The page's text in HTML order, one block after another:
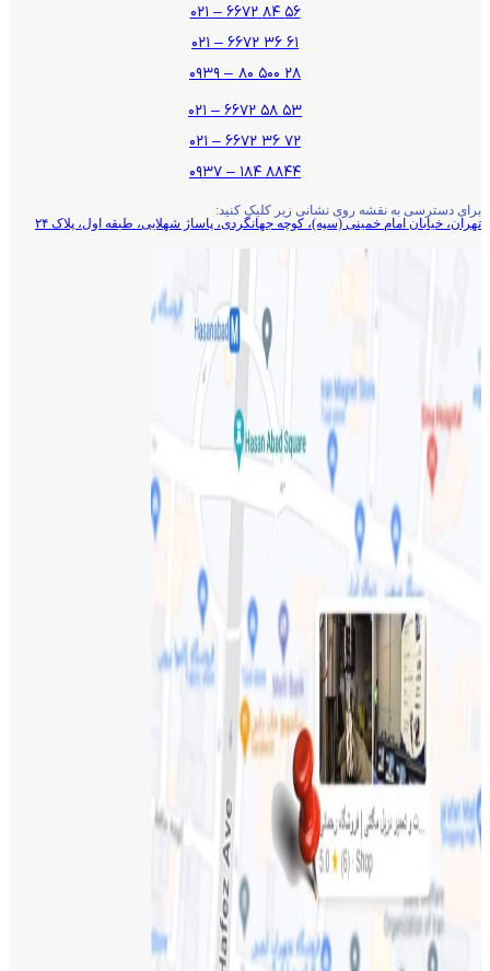
۵۶ ۸۴ ۶۶۷۲ – ۰۲۱
۶۱ ۳۶ ۶۶۷۲ – ۰۲۱
۲۸ ۵۰۰ ۸۰ – ۰۹۳۹
۵۳ ۵۸ ۶۶۷۲ – ۰۲۱
۷۲ ۳۶ ۶۶۷۲ – ۰۲۱
۸۸۴۴ ۱۸۴ – ۰۹۳۷
برای دسترسی به نقشه روی نشانی زیر کلیک کنید:
تهران، خیابان امام خمینی (سپه)، کوچه جهانگردی،‌ پاساژ شهلایی، طبقه اول، پلاک ۲۴